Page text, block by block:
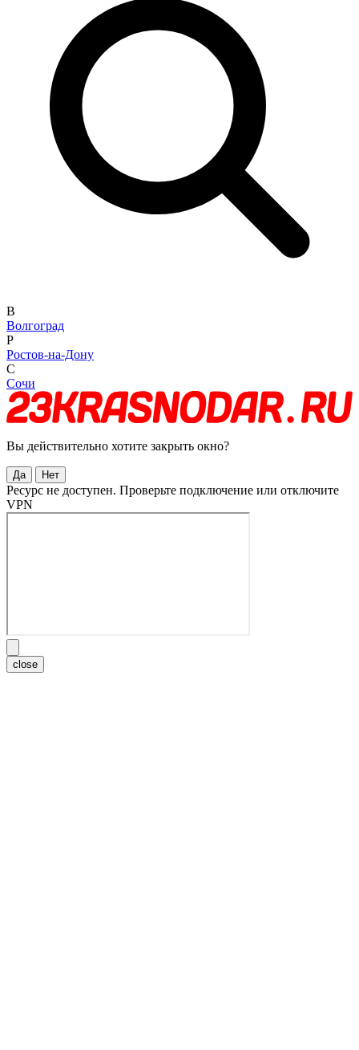
В
Волгоград
Р
Ростов-на-Дону
С
Сочи
Вы действительно хотите закрыть окно?
Да Нет
Ресурс не доступен. Проверьте подключение или отключите
VPN
close